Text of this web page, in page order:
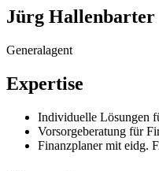
Jürg Hallenbarter
Generalagent
Expertise
Individuelle Lösungen
Vorsorgeberatung für
Finanzplaner mit eidg.